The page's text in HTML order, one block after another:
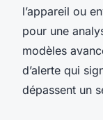
l’appareil ou
pour une
modèles
d’alerte qui
dépassent un